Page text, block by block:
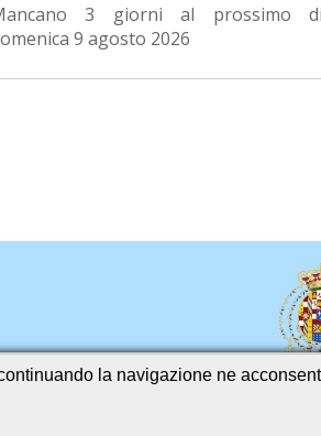
3 giorni al prossimo
9 agosto 2026
la navigazione ne